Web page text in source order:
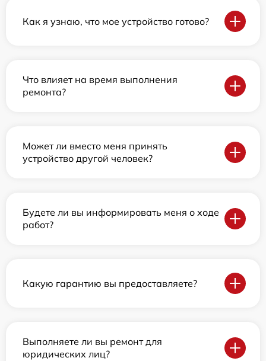
Как я узнаю, что мое устройство готово?
Что влияет на время выполнения
ремонта?
Может ли вместо меня принять
устройство другой человек?
Будете ли вы информировать меня о ходе
работ?
Какую гарантию вы предоставляете?
Выполняете ли вы ремонт для
юридических лиц?